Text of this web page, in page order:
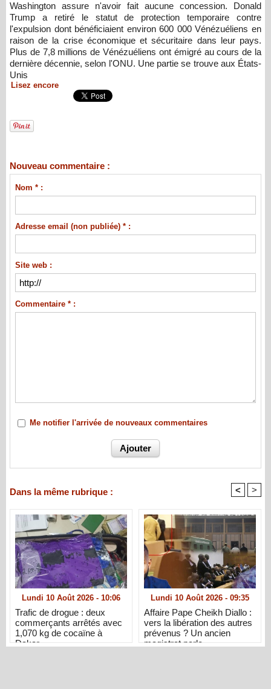
Washington assure n'avoir fait aucune concession. Donald
Trump a retiré le statut de protection temporaire contre
l'expulsion dont bénéficiaient environ 600 000 Vénézuéliens en
raison de la crise économique et sécuritaire dans leur pays.
Plus de 7,8 millions de Vénézuéliens ont émigré au cours de la
dernière décennie, selon l'ONU. Une partie se trouve aux États-
Unis
Lisez encore
Nouveau commentaire :
Nom * :
Adresse email (non publiée) * :
Site web :
Commentaire * :
Me notifier l'arrivée de nouveaux commentaires
Dans la même rubrique : < >
Lundi 10 Août 2026 - 10:06
Trafic de drogue : deux
commerçants arrêtés avec
1,070 kg de cocaïne à
Dakar
Lundi 10 Août 2026 - 09:35
Affaire Pape Cheikh Diallo :
vers la libération des autres
prévenus ? Un ancien
magistrat parle